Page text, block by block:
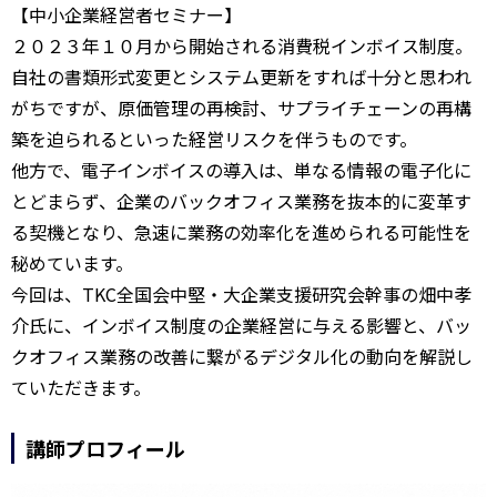
【中小企業経営者セミナー】
２０２３年１０月から開始される消費税インボイス制度。
自社の書類形式変更とシステム更新をすれば十分と思われ
がちですが、原価管理の再検討、サプライチェーンの再構
築を迫られるといった経営リスクを伴うものです。
他方で、電子インボイスの導入は、単なる情報の電子化に
とどまらず、企業のバックオフィス業務を抜本的に変革す
る契機となり、急速に業務の効率化を進められる可能性を
秘めています。
今回は、TKC全国会中堅・大企業支援研究会幹事の畑中孝
介氏に、インボイス制度の企業経営に与える影響と、バッ
クオフィス業務の改善に繋がるデジタル化の動向を解説し
ていただきます。
講師プロフィール